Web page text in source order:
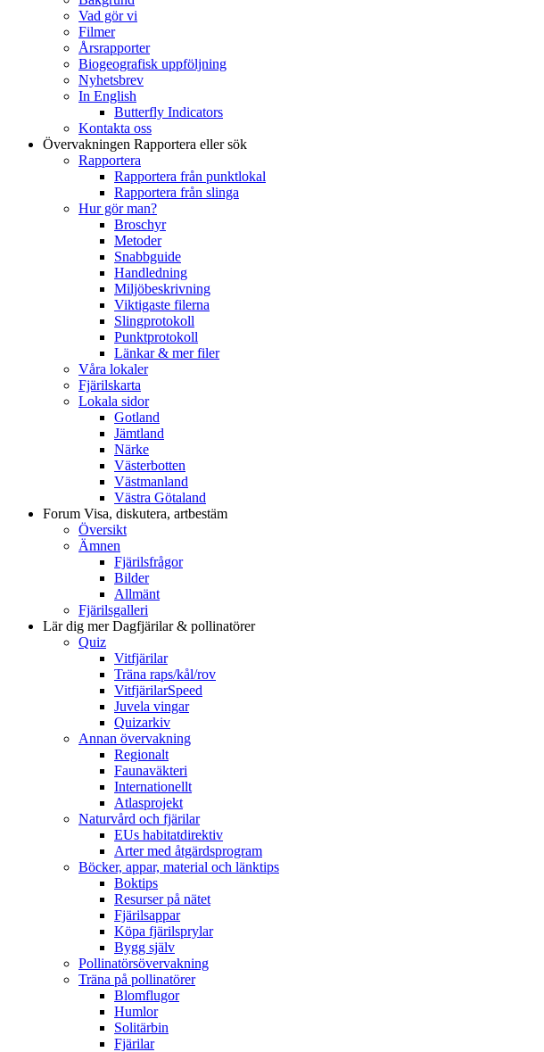
Vad gör vi
Filmer
Årsrapporter
Biogeografisk uppföljning
Nyhetsbrev
In English
Butterfly Indicators
Kontakta oss
Övervakningen Rapportera eller sök
Rapportera
Rapportera från punktlokal
Rapportera från slinga
Hur gör man?
Broschyr
Metoder
Snabbguide
Handledning
Miljöbeskrivning
Viktigaste filerna
Slingprotokoll
Punktprotokoll
Länkar & mer filer
Våra lokaler
Fjärilskarta
Lokala sidor
Gotland
Jämtland
Närke
Västerbotten
Västmanland
Västra Götaland
Forum Visa, diskutera, artbestäm
Översikt
Ämnen
Fjärilsfrågor
Bilder
Allmänt
Fjärilsgalleri
Lär dig merDagfjärilar & pollinatörer
Quiz
Vitfjärilar
Träna raps/kål/rov
VitfjärilarSpeed
Juvela vingar
Quizarkiv
Annan övervakning
Regionalt
Faunaväkteri
Internationellt
Atlasprojekt
Naturvård och fjärilar
EUs habitatdirektiv
Arter med åtgärdsprogram
Böcker, appar, material och länktips
Boktips
Resurser på nätet
Fjärilsappar
Köpa fjärilsprylar
Bygg själv
Pollinatörsövervakning
Träna på pollinatörer
Blomflugor
Humlor
Solitärbin
Fjärilar